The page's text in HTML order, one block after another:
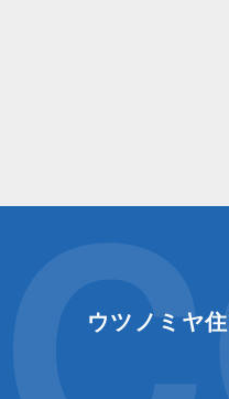
ウツノミヤ